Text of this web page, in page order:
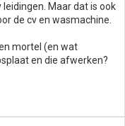
Maar dat is ook
de cv en wasmachine.
mortel (en wat
en die afwerken?